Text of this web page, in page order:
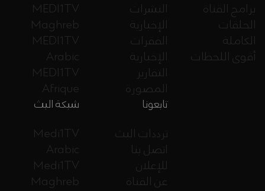
MEDI1TV
Maghreb
MEDI1TV
Arabic
MEDI1TV
Afrique
النشرات
الإخبارية
الفقرات
الإخبارية
التقارير
المصورة
برامج القناة
الحلقات
الكاملة
أقوى اللحظات
شبكة البث
Medi1TV
Arabic
Medi1TV
Maghreb
تابعونا
ترددات البث
اتصل بنا
للإعلان
عن القناة